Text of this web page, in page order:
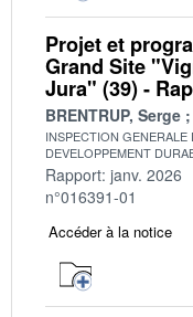
Projet et
Grand Site
Jura" (39) -
BRENTRUP, Serge
INSPECTION
DEVELOPPEMENT
Rapport: janv. 2026
n°016391-01
Accéder à la notice